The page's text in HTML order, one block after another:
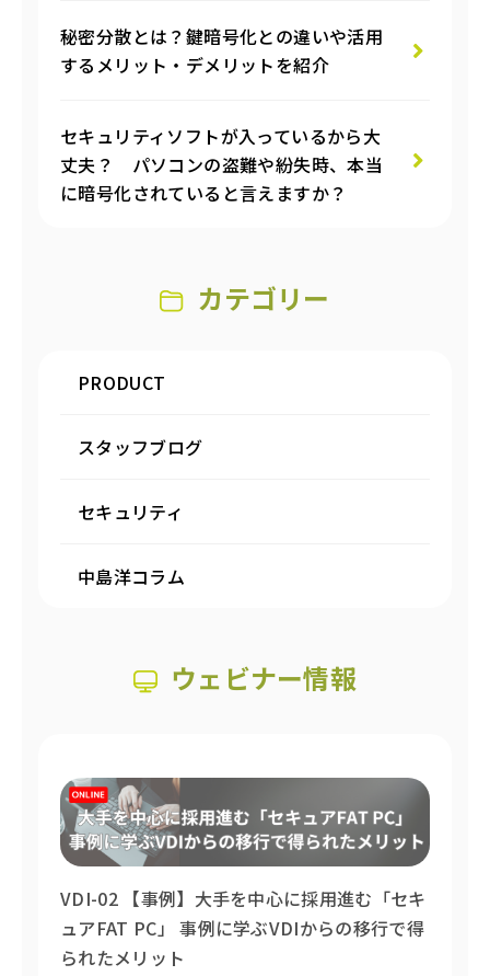
秘密分散とは？鍵暗号化との違いや活用
するメリット・デメリットを紹介
セキュリティソフトが入っているから大
丈夫？ パソコンの盗難や紛失時、本当
に暗号化されていると言えますか？
カテゴリー
PRODUCT
スタッフブログ
セキュリティ
中島洋コラム
ウェビナー情報
VDI-02 【事例】大手を中心に採用進む「セキ
ュアFAT PC」 事例に学ぶVDIからの移行で得
られたメリット